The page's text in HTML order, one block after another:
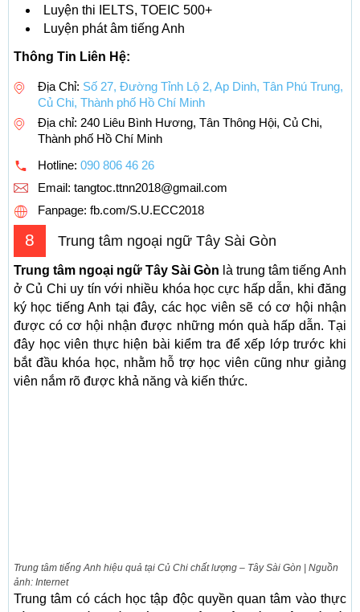
Luyện thi IELTS, TOEIC 500+
Luyện phát âm tiếng Anh
Thông Tin Liên Hệ:
Địa Chỉ: Số 27, Đường Tỉnh Lộ 2, Ap Dinh, Tân Phú Trung,
Củ Chi, Thành phố Hồ Chí Minh
Địa chỉ: 240 Liêu Bình Hương, Tân Thông Hội, Củ Chi,
Thành phố Hồ Chí Minh
Hotline: 090 806 46 26
Email: tangtoc.ttnn2018@gmail.com
Fanpage: fb.com/S.U.ECC2018
8 Trung tâm ngoại ngữ Tây Sài Gòn
Trung tâm ngoại ngữ Tây Sài Gòn là trung tâm tiếng Anh
ở Củ Chi uy tín với nhiều khóa học cực hấp dẫn, khi đăng
ký học tiếng Anh tại đây, các học viên sẽ có cơ hội nhận
được có cơ hội nhận được những món quà hấp dẫn. Tại
đây học viên thực hiện bài kiểm tra để xếp lớp trước khi
bắt đầu khóa học, nhằm hỗ trợ học viên cũng như giảng
viên nắm rõ được khả năng và kiến thức.
Trung tâm tiếng Anh hiệu quả tại Củ Chi chất lượng – Tây Sài Gòn | Nguồn
ảnh: Internet
Trung tâm có cách học tập độc quyền quan tâm vào thực